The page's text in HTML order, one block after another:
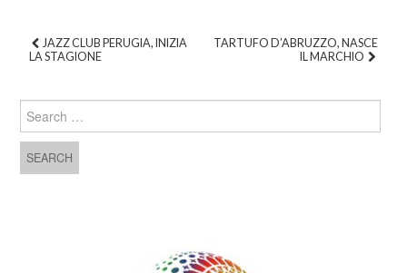
JAZZ CLUB PERUGIA, INIZIA
LA STAGIONE
TARTUFO D’ABRUZZO, NASCE
IL MARCHIO
Search for: